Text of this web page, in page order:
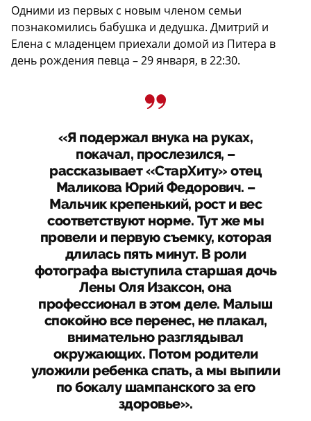
Одними из первых с новым членом семьи
познакомились бабушка и дедушка. Дмитрий и
Елена с младенцем приехали домой из Питера в
день рождения певца – 29 января, в 22:30.
«Я подержал внука на руках,
покачал, прослезился, –
рассказывает «СтарХиту» отец
Маликова Юрий Федорович. –
Мальчик крепенький, рост и вес
соответствуют норме. Тут же мы
провели и первую съемку, которая
длилась пять минут. В роли
фотографа выступила старшая дочь
Лены Оля Изаксон, она
профессионал в этом деле. Малыш
спокойно все перенес, не плакал,
внимательно разглядывал
окружающих. Потом родители
уложили ребенка спать, а мы выпили
по бокалу шампанского за его
здоровье».